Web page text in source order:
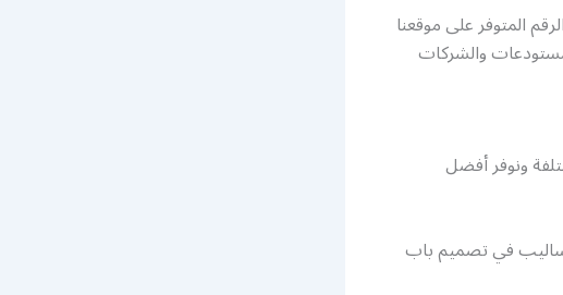
المتوفر على موقعنا
والشركات
ونوفر أفضل
في تصميم باب